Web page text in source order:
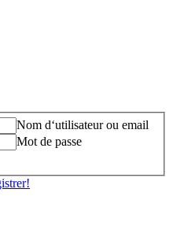
Nom d‘utilisateur ou email
Mot de passe